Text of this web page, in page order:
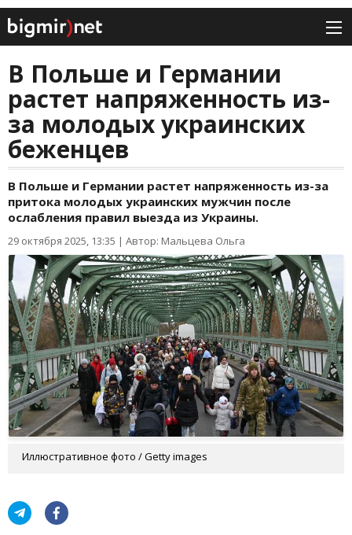
В Польше и Германии
растет напряженность из-
за молодых украинских
беженцев
В Польше и Германии растет напряженность из-за
притока молодых украинских мужчин после
ослабления правил выезда из Украины.
29 октября 2025, 13:35 | Автор: Мальцева Ольга
Иллюстративное фото / Getty images